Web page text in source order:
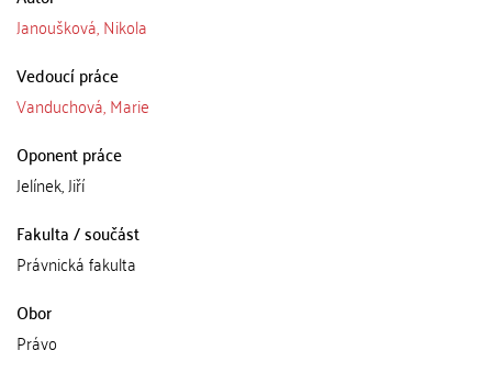
Janoušková, Nikola
Vedoucí práce
Vanduchová, Marie
Oponent práce
Jelínek, Jiří
Fakulta / součást
Právnická fakulta
Obor
Právo